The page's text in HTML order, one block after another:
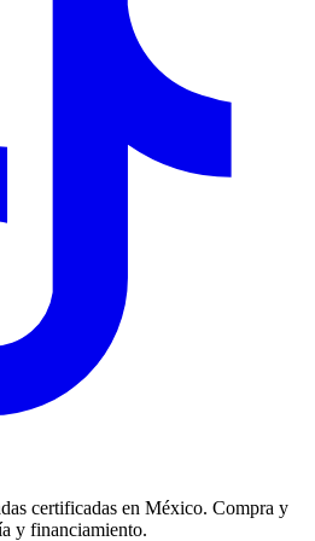
certificadas en México. Compra y
y financiamiento.